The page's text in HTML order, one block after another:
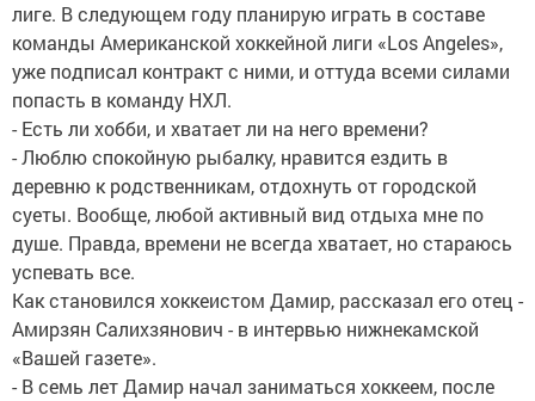
лиге. В следующем году планирую играть в составе
команды Американской хоккейной лиги «Los Angeles»,
уже подписал контракт с ними, и оттуда всеми силами
попасть в команду НХЛ.
- Есть ли хобби, и хватает ли на него времени?
- Люблю спокойную рыбалку, нравится ездить в
деревню к родственникам, отдохнуть от городской
суеты. Вообще, любой активный вид отдыха мне по
душе. Правда, времени не всегда хватает, но стараюсь
успевать все.
Как становился хоккеистом Дамир, рассказал его отец -
Амирзян Салихзянович - в интервью нижнекамской
«Вашей газете».
- В семь лет Дамир начал заниматься хоккеем, после